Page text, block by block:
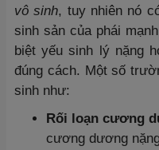
vô sinh, tuy nhiên nó
sinh sản của phái
biệt yếu sinh lý nặng
đúng cách. Một số
sinh như:
Rối loạn cương
cương dương